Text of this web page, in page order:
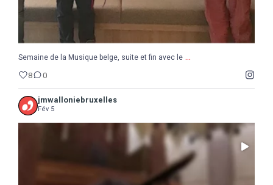
Semaine de la Musique belge, suite et fin avec le ...
8 0
jmwalloniebruxelles
Fév 5